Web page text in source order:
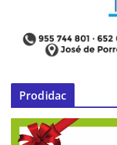
Prodidac